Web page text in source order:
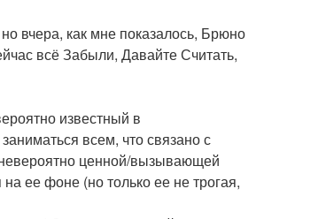
вчера, как мне показалось, Брюно
всё Забыли, Давайте Считать,
известный в
всем, что связано с
ценной/вызывающей
ее фоне (но только ее не трогая,